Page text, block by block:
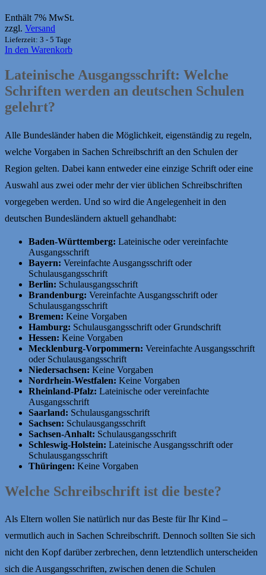
Enthält 7% MwSt.
zzgl. Versand
Lieferzeit: 3 - 5 Tage
In den Warenkorb
Lateinische Ausgangsschrift: Welche
Schriften werden an deutschen Schulen
gelehrt?
Alle Bundesländer haben die Möglichkeit, eigenständig zu regeln,
welche Vorgaben in Sachen Schreibschrift an den Schulen der
Region gelten. Dabei kann entweder eine einzige Schrift oder eine
Auswahl aus zwei oder mehr der vier üblichen Schreibschriften
vorgegeben werden. Und so wird die Angelegenheit in den
deutschen Bundesländern aktuell gehandhabt:
Baden-Württemberg: Lateinische oder vereinfachte
Ausgangsschrift
Bayern: Vereinfachte Ausgangsschrift oder
Schulausgangsschrift
Berlin: Schulausgangsschrift
Brandenburg: Vereinfachte Ausgangsschrift oder
Schulausgangsschrift
Bremen: Keine Vorgaben
Hamburg: Schulausgangsschrift oder Grundschrift
Hessen: Keine Vorgaben
Mecklenburg-Vorpommern: Vereinfachte Ausgangsschrift
oder Schulausgangsschrift
Niedersachsen: Keine Vorgaben
Nordrhein-Westfalen: Keine Vorgaben
Rheinland-Pfalz: Lateinische oder vereinfachte
Ausgangsschrift
Saarland: Schulausgangsschrift
Sachsen: Schulausgangsschrift
Sachsen-Anhalt: Schulausgangsschrift
Schleswig-Holstein: Lateinische Ausgangsschrift oder
Schulausgangsschrift
Thüringen: Keine Vorgaben
Welche Schreibschrift ist die beste?
Als Eltern wollen Sie natürlich nur das Beste für Ihr Kind –
vermutlich auch in Sachen Schreibschrift. Dennoch sollten Sie sich
nicht den Kopf darüber zerbrechen, denn letztendlich unterscheiden
sich die Ausgangsschriften, zwischen denen die Schulen